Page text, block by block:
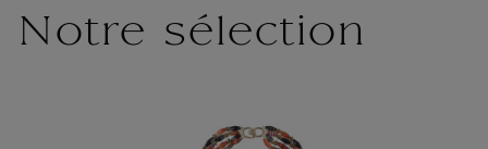
Notre sélection